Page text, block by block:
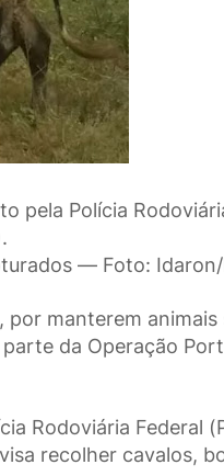
pela Polícia
— Foto:
manterem animais
da Operação
Rodoviária Federal
recolher cavalos,